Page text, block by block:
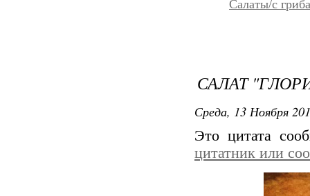
Салаты/с
САЛАТ
Среда, 13 Ноября
Это цитата
цитатник или